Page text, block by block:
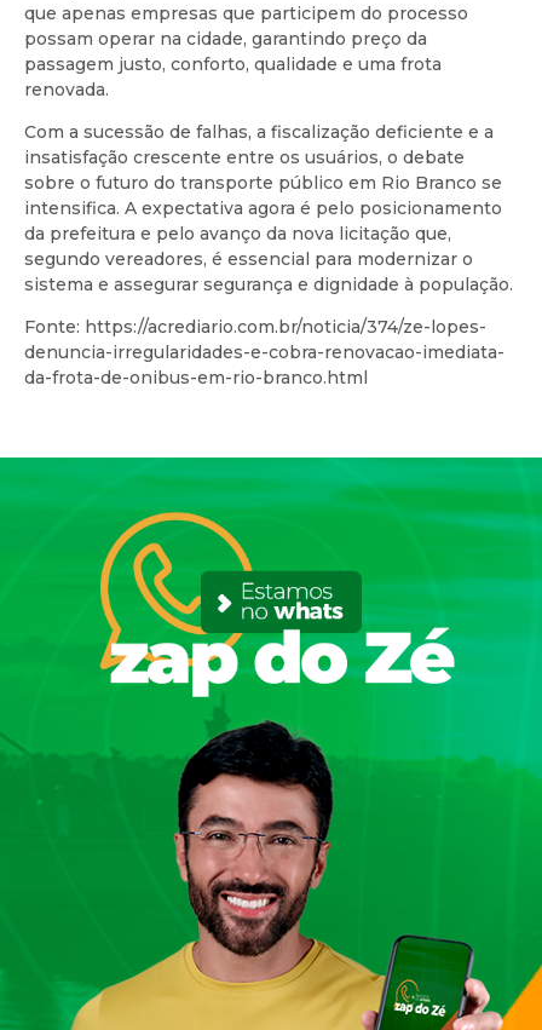
que apenas empresas que participem do processo
possam operar na cidade, garantindo preço da
passagem justo, conforto, qualidade e uma frota
renovada.
Com a sucessão de falhas, a fiscalização deficiente e a
insatisfação crescente entre os usuários, o debate
sobre o futuro do transporte público em Rio Branco se
intensifica. A expectativa agora é pelo posicionamento
da prefeitura e pelo avanço da nova licitação que,
segundo vereadores, é essencial para modernizar o
sistema e assegurar segurança e dignidade à população.
Fonte: https://acrediario.com.br/noticia/374/ze-lopes-
denuncia-irregularidades-e-cobra-renovacao-imediata-
da-frota-de-onibus-em-rio-branco.html